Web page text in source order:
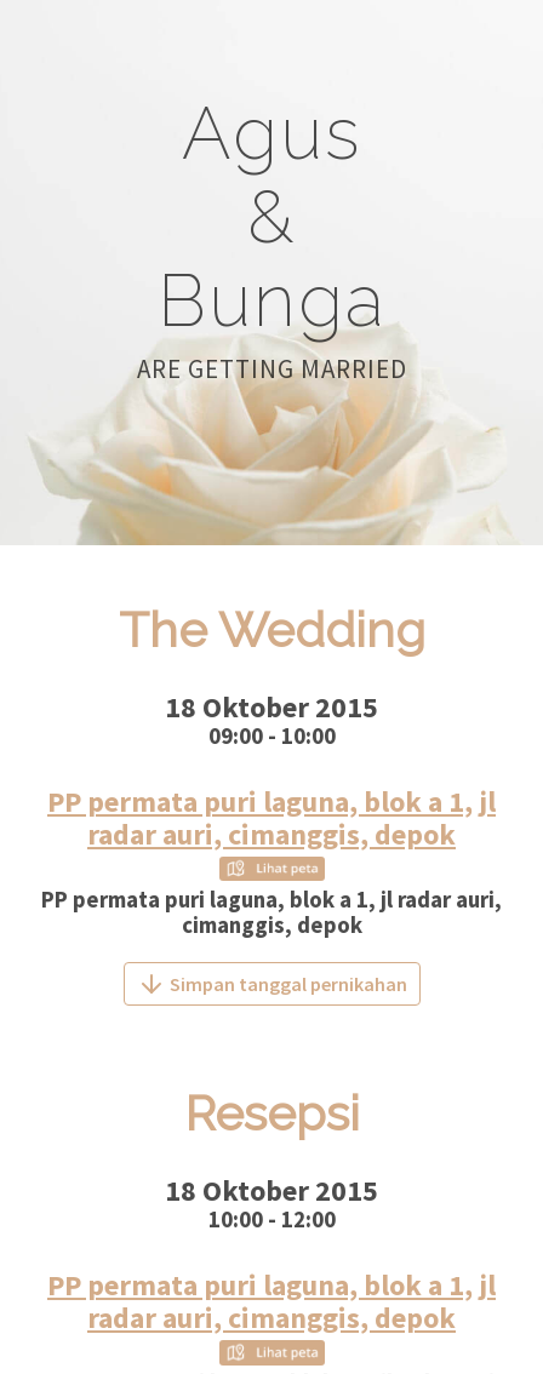
Agus
&
Bunga
ARE GETTING MARRIED
The Wedding
18 Oktober 2015
09:00 - 10:00
PP permata puri laguna, blok a 1, jl
radar auri, cimanggis, depok
PP permata puri laguna, blok a 1, jl radar auri,
cimanggis, depok
Simpan tanggal pernikahan
Resepsi
18 Oktober 2015
10:00 - 12:00
PP permata puri laguna, blok a 1, jl
radar auri, cimanggis, depok